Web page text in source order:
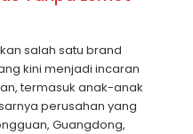
salah satu brand
kini menjadi incaran
termasuk anak-anak
perusahan yang
Guangdong,